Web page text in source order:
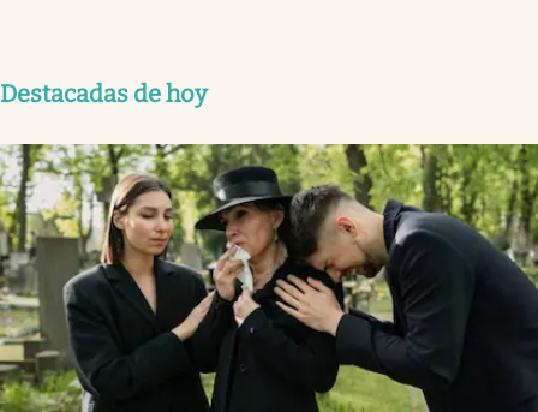
Destacadas de hoy